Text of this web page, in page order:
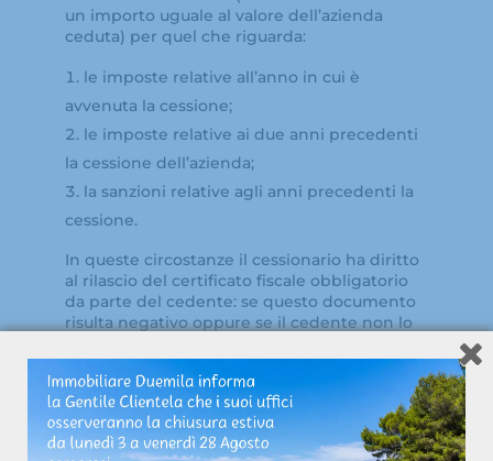
un importo uguale al valore dell’azienda
ceduta) per quel che riguarda:
le imposte relative all’anno in cui è
avvenuta la cessione;
le imposte relative ai due anni precedenti
la cessione dell’azienda;
la sanzioni relative agli anni precedenti la
cessione.
In queste circostanze il cessionario ha diritto
al rilascio del certificato fiscale obbligatorio
da parte del cedente: se questo documento
risulta negativo oppure se il cedente non lo
il cessionario è libero da ogni responsabilità.
Cessione di azienda debiti